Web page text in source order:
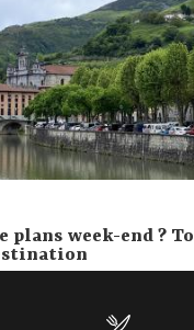
plans week-end ?